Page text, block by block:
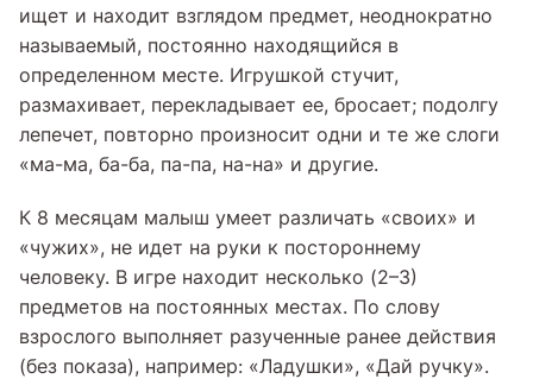
ищет и находит взглядом предмет, неоднократно
называемый, постоянно находящийся в
определенном месте. Игрушкой стучит,
размахивает, перекладывает ее, бросает; подолгу
лепечет, повторно произносит одни и те же слоги
«ма-ма, ба-ба, па-па, на-на» и другие.
К 8 месяцам малыш умеет различать «своих» и
«чужих», не идет на руки к постороннему
человеку. В игре находит несколько (2–3)
предметов на постоянных местах. По слову
взрослого выполняет разученные ранее действия
(без показа), например: «Ладушки», «Дай ручку».